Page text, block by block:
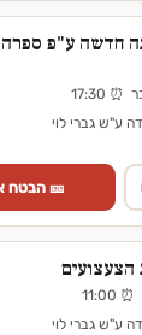
חדשה ע"פ
ע"ש גברי לוי
🎫 הבטח
הצעצועים
ע"ש גברי לוי